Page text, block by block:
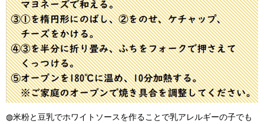
◍米粉と豆乳でホワイトソースを作ることで乳アレルギーの子でも